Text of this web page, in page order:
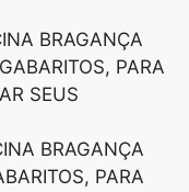
BRAGANÇA
PARA
SEUS
BRAGANÇA
PARA